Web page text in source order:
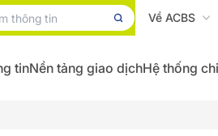
Về ACBS
tinNền tảng giao dịchHệ thống